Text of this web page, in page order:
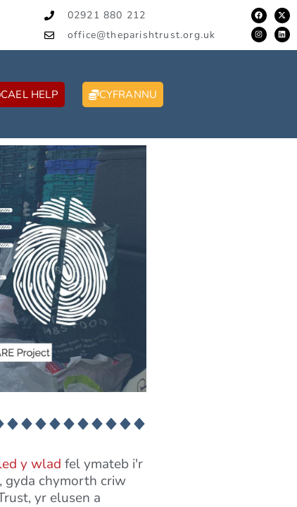
02921 880 212
office@theparishtrust.org.uk
CAEL HELP CYFRANNU
y wlad fel ymateb i'r
gyda chymorth criw
yr elusen a